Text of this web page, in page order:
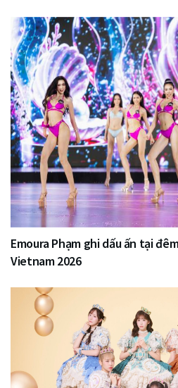
Emoura Phạm ghi dấu ấn tại
Vietnam 2026